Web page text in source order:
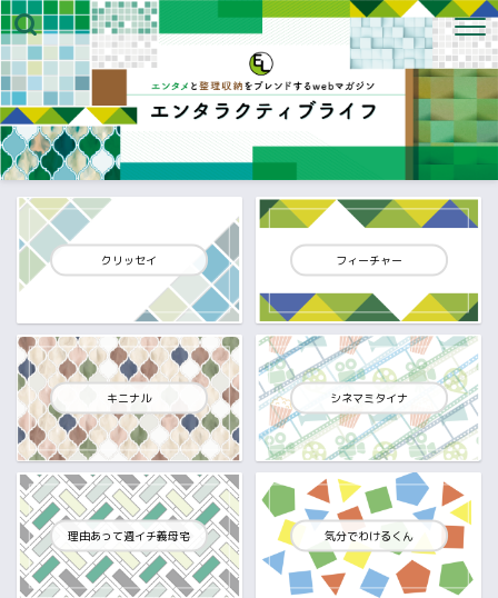
クリッセイ フィーチャー
キニナル シネマミタイナ
理由あって週イチ義母宅 気分でわけるくん